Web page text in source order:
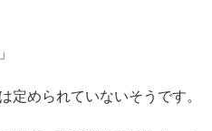
定められていないそうです。